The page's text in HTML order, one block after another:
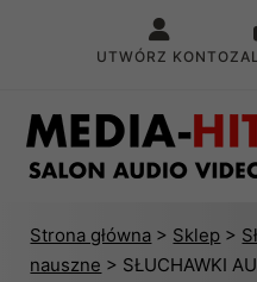
UTWÓRZ KONTO
Strona główna > Sklep >
nauszne > SŁUCHAWKI